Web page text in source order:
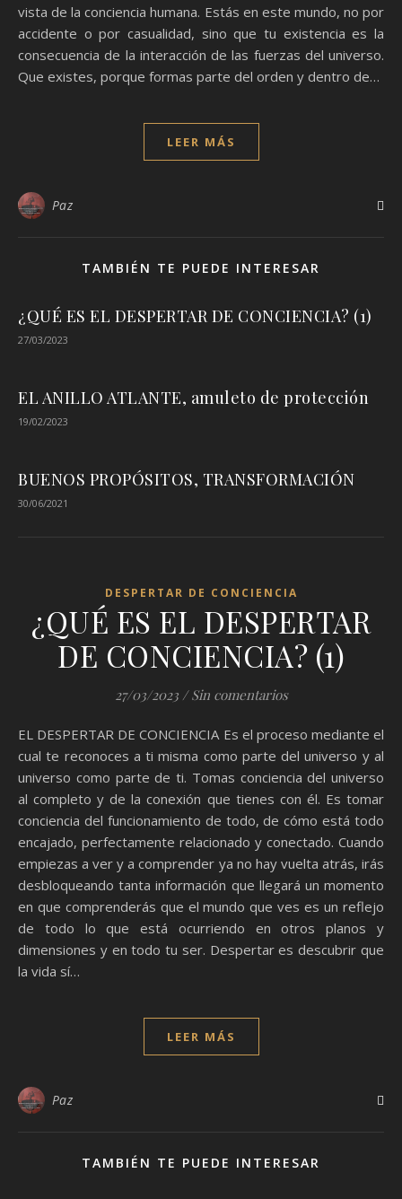
vista de la conciencia humana. Estás en este mundo, no por
accidente o por casualidad, sino que tu existencia es la
consecuencia de la interacción de las fuerzas del universo.
Que existes, porque formas parte del orden y dentro de…
LEER MÁS
Paz
TAMBIÉN TE PUEDE INTERESAR
¿QUÉ ES EL DESPERTAR DE CONCIENCIA? (1)
27/03/2023
EL ANILLO ATLANTE, amuleto de protección
19/02/2023
BUENOS PROPÓSITOS, TRANSFORMACIÓN
30/06/2021
DESPERTAR DE CONCIENCIA
¿QUÉ ES EL DESPERTAR
DE CONCIENCIA? (1)
27/03/2023 / Sin comentarios
EL DESPERTAR DE CONCIENCIA Es el proceso mediante el
cual te reconoces a ti misma como parte del universo y al
universo como parte de ti. Tomas conciencia del universo
al completo y de la conexión que tienes con él. Es tomar
conciencia del funcionamiento de todo, de cómo está todo
encajado, perfectamente relacionado y conectado. Cuando
empiezas a ver y a comprender ya no hay vuelta atrás, irás
desbloqueando tanta información que llegará un momento
en que comprenderás que el mundo que ves es un reflejo
de todo lo que está ocurriendo en otros planos y
dimensiones y en todo tu ser. Despertar es descubrir que
la vida sí…
LEER MÁS
Paz
TAMBIÉN TE PUEDE INTERESAR